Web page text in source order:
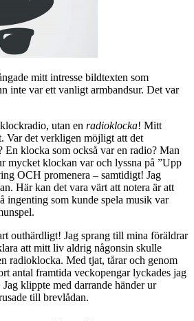
mitt intresse bildtexten som
inte var ett vanligt armbandsur. Det var
utan en radioklocka! Mitt
Var det verkligen möjligt att det
En klocka som också var en radio? Man
mycket klockan var och lyssna på ”Upp
OCH promenera – samtidigt! Jag
Här kan det vara värt att notera är att
ingenting som kunde spela musik var
outhärdligt! Jag sprang till mina föräldrar
att mitt liv aldrig någonsin skulle
radioklocka. Med tjat, tårar och genom
antal framtida veckopengar lyckades jag
klippte med darrande händer ur
till brevlådan.